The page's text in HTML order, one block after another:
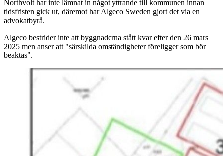
Northvolt har inte lämnat in något yttrande till kommunen innan
tidsfristen gick ut, däremot har Algeco Sweden gjort det via en
advokatbyrå.
Algeco bestrider inte att byggnaderna stått kvar efter den 26 mars
2025 men anser att "särskilda omständigheter föreligger som bör
beaktas".